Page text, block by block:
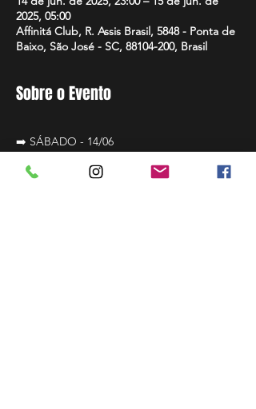
2025, 05:00
Affinitá Club, R. Assis Brasil, 5848 - Ponta de
Baixo, São José - SC, 88104-200, Brasil
Sobre o Evento
➡️ SÁBADO - 14/06
➖➖➖➖➖